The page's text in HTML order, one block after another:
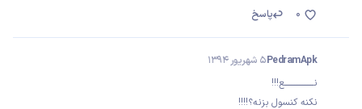
پاسخ
0
PedramApk5 شهریور 1394
نــــــــــــــــــع!!!
نکنه کنسول بزنه؟!!!!